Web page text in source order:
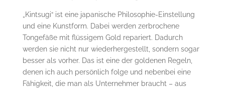
„Kintsugi“ ist eine japanische Philosophie-Einstellung
und eine Kunstform. Dabei werden zerbrochene
Tongefäße mit flüssigem Gold repariert. Dadurch
werden sie nicht nur wiederhergestellt, sondern sogar
besser als vorher. Das ist eine der goldenen Regeln,
denen ich auch persönlich folge und nebenbei eine
Fähigkeit, die man als Unternehmer braucht – aus